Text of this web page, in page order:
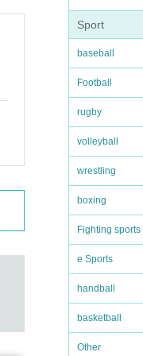
Sport
baseball
Football
rugby
volleyball
wrestling
boxing
Fighting sports
e Sports
handball
basketball
Other